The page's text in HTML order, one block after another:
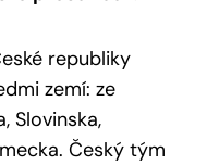
republiky
zemí: ze
Slovinska,
Český tým